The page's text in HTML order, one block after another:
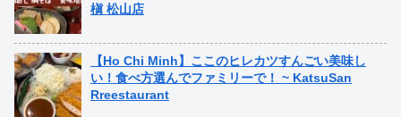
槇 松山店
【Ho Chi Minh】ここのヒレカツすんごい美味し
い！食べ方選んでファミリーで！ ~ KatsuSan
Rreestaurant